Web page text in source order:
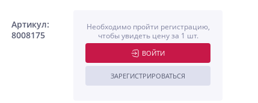
Артикул:
8008175
Необходимо пройти регистрацию,
чтобы увидеть цену за 1 шт.
ВОЙТИ
ЗАРЕГИСТРИРОВАТЬСЯ